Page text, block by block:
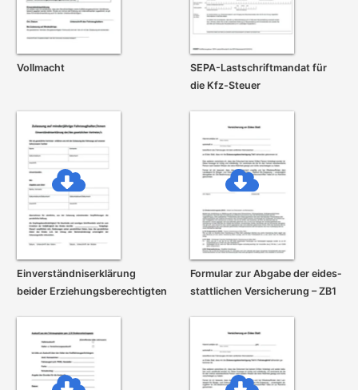
Vollmacht
SEPA-Lastschrift­mandat für
die Kfz-Steuer
Einverständnis­erklärung
beider Erziehungs­berechtigten
Formular zur Abgabe der eides­
stattlichen Versicherung – ZB1